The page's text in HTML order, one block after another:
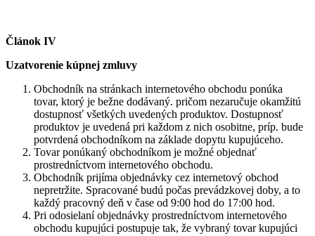
Článok IV
Uzatvorenie kúpnej zmluvy
Obchodník na stránkach internetového obchodu ponúka
tovar, ktorý je bežne dodávaný. pričom nezaručuje okamžitú
dostupnosť všetkých uvedených produktov. Dostupnosť
produktov je uvedená pri každom z nich osobitne, príp. bude
potvrdená obchodníkom na základe dopytu kupujúceho.
Tovar ponúkaný obchodníkom je možné objednať
prostredníctvom internetového obchodu.
Obchodník prijíma objednávky cez internetový obchod
nepretržite. Spracované budú počas prevádzkovej doby, a to
každý pracovný deň v čase od 9:00 hod do 17:00 hod.
Pri odosielaní objednávky prostredníctvom internetového
obchodu kupujúci postupuje tak, že vybraný tovar kupujúci